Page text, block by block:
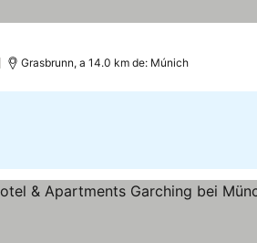
Grasbrunn, a 14.0 km de: Múnich